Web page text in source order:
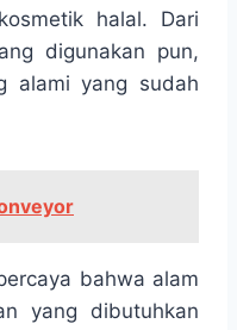
halal. Dari
digunakan pun,
alami yang sudah
bahwa alam
yang dibutuhkan